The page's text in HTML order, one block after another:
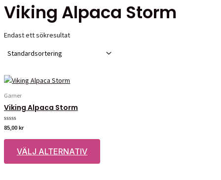
Viking Alpaca Storm
Endast ett sökresultat
Garner
Viking Alpaca Storm
Betygsatt
av
85,00 kr
VÄLJ ALTERNATIV
Den
produkten